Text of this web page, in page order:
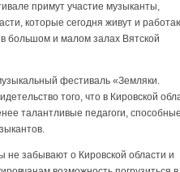
примут участие музыканты,
которые сегодня живут и
большом и малом залах Вятской
фестиваль «Земляки.
того, что в Кировской
талантливые педагоги, способные
не забывают о Кировской области и